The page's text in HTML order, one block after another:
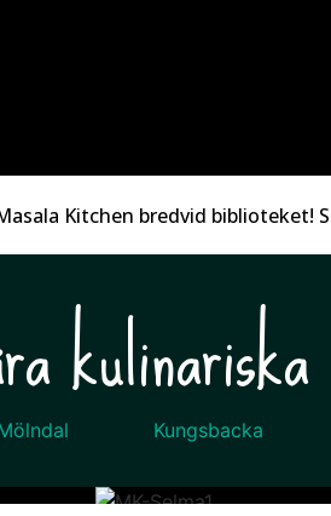
Kitchen bredvid biblioteket!
Kungsbacka